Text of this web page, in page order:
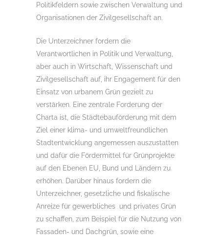
Politikfeldern sowie zwischen Verwaltung und
Organisationen der Zivilgesellschaft an.
Die Unterzeichner fordern die
Verantwortlichen in Politik und Verwaltung,
aber auch in Wirtschaft, Wissenschaft und
Zivilgesellschaft auf, ihr Engagement für den
Einsatz von urbanem Grün gezielt zu
verstärken. Eine zentrale Forderung der
Charta ist, die Städtebauförderung mit dem
Ziel einer klima- und umweltfreundlichen
Stadtentwicklung angemessen auszustatten
und dafür die Fördermittel für Grünprojekte
auf den Ebenen EU, Bund und Ländern zu
erhöhen. Darüber hinaus fordern die
Unterzeichner, gesetzliche und fiskalische
Anreize für gewerbliches und privates Grün
zu schaffen, zum Beispiel für die Nutzung von
Fassaden- und Dachgrün, sowie eine